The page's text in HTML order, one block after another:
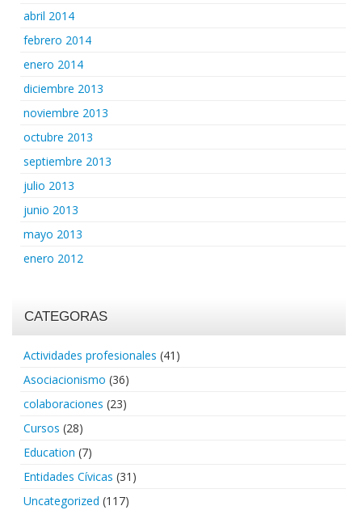
abril 2014
febrero 2014
enero 2014
diciembre 2013
noviembre 2013
octubre 2013
septiembre 2013
julio 2013
junio 2013
mayo 2013
enero 2012
CATEGORAS
Actividades profesionales (41)
Asociacionismo (36)
colaboraciones (23)
Cursos (28)
Education (7)
Entidades Cívicas (31)
Uncategorized (117)